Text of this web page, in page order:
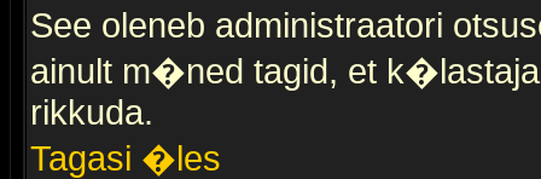
See oleneb administraatori
ainult m�ned tagid, et
rikkuda.
Tagasi �les